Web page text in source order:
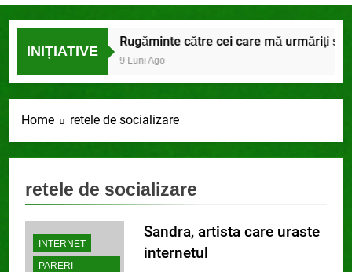
INIȚIATIVE
7 Luni Ago
Rugăminte către cei care mă urmăriți și
9 Luni Ago
Home retele de socializare
retele de socializare
INTERNET
PARERI
Sandra, artista care uraste
internetul